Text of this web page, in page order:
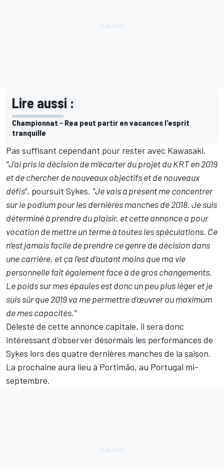
Lire aussi :
Championnat - Rea peut partir en vacances l'esprit
tranquille
Pas suffisant cependant pour rester avec Kawasaki.
"J'ai pris la décision de m’écarter du projet du KRT en 2019
et de chercher de nouveaux objectifs et de nouveaux
défis", poursuit Sykes. "Je vais à présent me concentrer
sur le podium pour les dernières manches de 2018. Je suis
déterminé à prendre du plaisir, et cette annonce a pour
vocation de mettre un terme à toutes les spéculations. Ce
n’est jamais facile de prendre ce genre de décision dans
une carrière, et ça l’est d’autant moins que ma vie
personnelle fait également face à de gros changements.
Le poids sur mes épaules est donc un peu plus léger et je
suis sûr que 2019 va me permettre d’œuvrer au maximum
de mes capacités."
Délesté de cette annonce capitale, il sera donc
intéressant d'observer désormais les performances de
Sykes lors des quatre dernières manches de la saison.
La prochaine aura lieu à Portimão, au Portugal mi-
septembre.